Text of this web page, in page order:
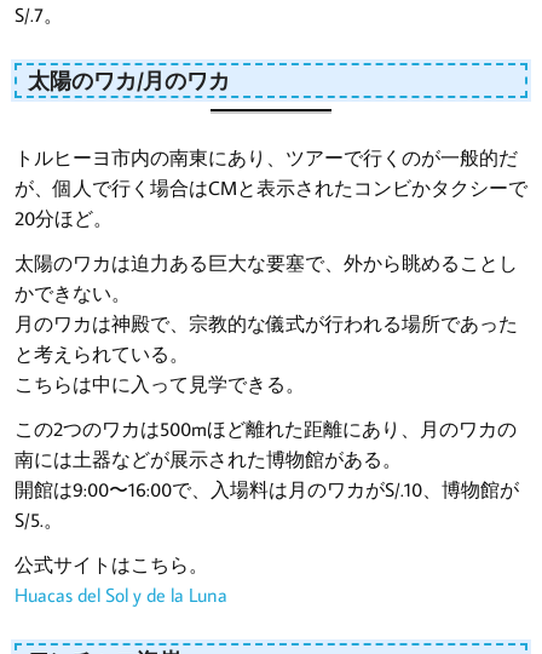
S/.7。
太陽のワカ/月のワカ
トルヒーヨ市内の南東にあり、ツアーで行くのが一般的だ
が、個人で行く場合はCMと表示されたコンビかタクシーで
20分ほど。
太陽のワカは迫力ある巨大な要塞で、外から眺めることし
かできない。
月のワカは神殿で、宗教的な儀式が行われる場所であった
と考えられている。
こちらは中に入って見学できる。
この2つのワカは500mほど離れた距離にあり、月のワカの
南には土器などが展示された博物館がある。
開館は9:00〜16:00で、入場料は月のワカがS/.10、博物館が
S/5.。
公式サイトはこちら。
Huacas del Sol y de la Luna